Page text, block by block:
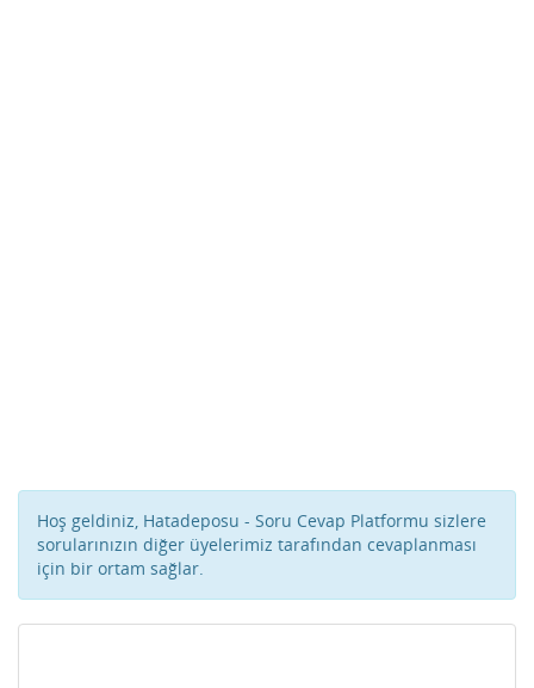
Hoş geldiniz, Hatadeposu - Soru Cevap Platformu sizlere
sorularınızın diğer üyelerimiz tarafından cevaplanması
için bir ortam sağlar.